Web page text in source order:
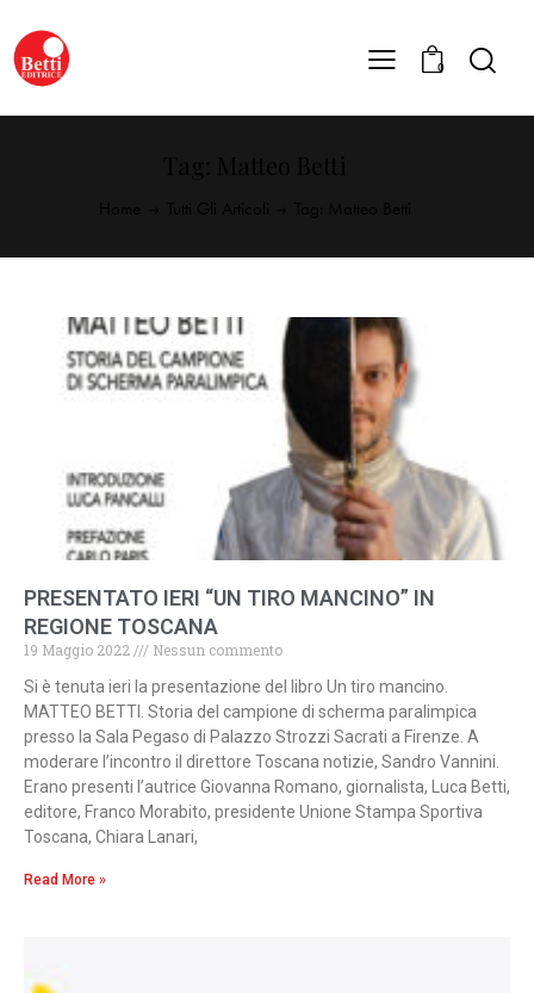
0
PRESENTATO IERI “UN TIRO MANCINO” IN
REGIONE TOSCANA
19 Maggio 2022
Nessun commento
Si è tenuta ieri la presentazione del libro Un tiro mancino.
MATTEO BETTI. Storia del campione di scherma paralimpica
presso la Sala Pegaso di Palazzo Strozzi Sacrati a Firenze. A
moderare l’incontro il direttore Toscana notizie, Sandro Vannini.
Erano presenti l’autrice Giovanna Romano, giornalista, Luca Betti,
editore, Franco Morabito, presidente Unione Stampa Sportiva
Toscana, Chiara Lanari,
Read More »